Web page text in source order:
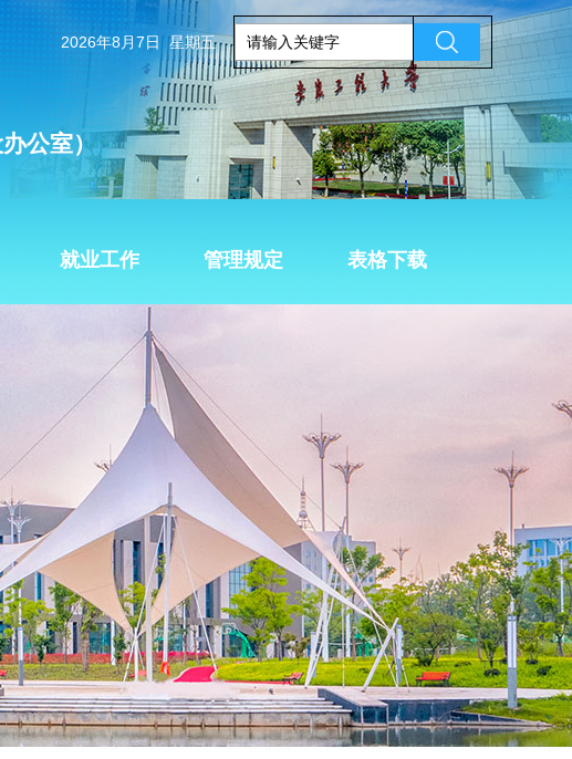
2026年8月7日 星期五
公室）
就业工作 管理规定 表格下载